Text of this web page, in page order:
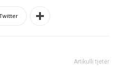
Artikulli tjetër